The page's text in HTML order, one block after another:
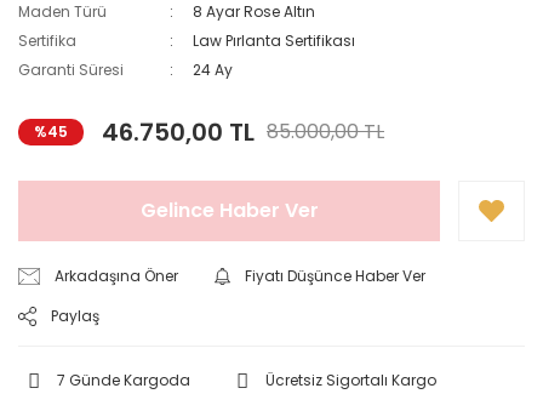
Maden Türü
8 Ayar Rose Altın
Sertifika
Law Pırlanta Sertifikası
Garanti Süresi
24 Ay
%45 46.750,00 TL 85.000,00 TL
Gelince Haber Ver
Arkadaşına Öner
Fiyatı Düşünce Haber Ver
Paylaş
7 Günde Kargoda Ücretsiz Sigortalı Kargo